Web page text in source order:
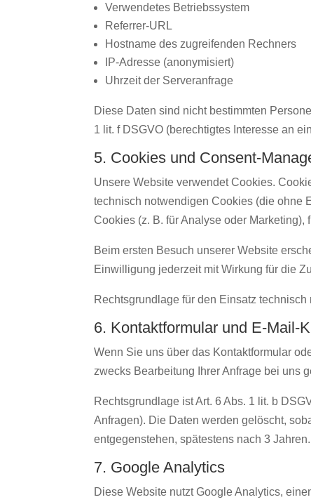
Verwendetes Betriebssystem
Referrer-URL
Hostname des zugreifenden Rechners
IP-Adresse (anonymisiert)
Uhrzeit der Serveranfrage
Diese Daten sind nicht bestimmten
1 lit. f DSGVO (berechtigtes Interesse an
5. Cookies und Consent-
Unsere Website verwendet Cookies.
technisch notwendigen Cookies (die ohne
Cookies (z. B. für Analyse oder
Beim ersten Besuch unserer Website
Einwilligung jederzeit mit Wirkung für die
Rechtsgrundlage für den Einsatz
6. Kontaktformular und E-Mail-
Wenn Sie uns über das Kontaktformular
zwecks Bearbeitung Ihrer Anfrage bei uns
Rechtsgrundlage ist Art. 6 Abs. 1 lit. b
Anfragen). Die Daten werden gelöscht,
entgegenstehen, spätestens nach 3 Jahren.
7. Google Analytics
Diese Website nutzt Google Analytics,